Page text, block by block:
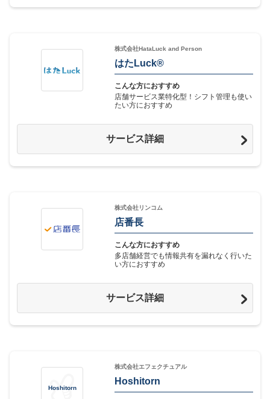
株式会社HataLuck and Person
はたLuck®︎
こんな方におすすめ
店舗サービス業特化型！シフト管理も使い
たい方におすすめ
サービス詳細
株式会社リンコム
店番長
こんな方におすすめ
多店舗経営でも情報共有を漏れなく行いた
い方におすすめ
サービス詳細
Hoshitorn
株式会社エフェクチュアル
Hoshitorn